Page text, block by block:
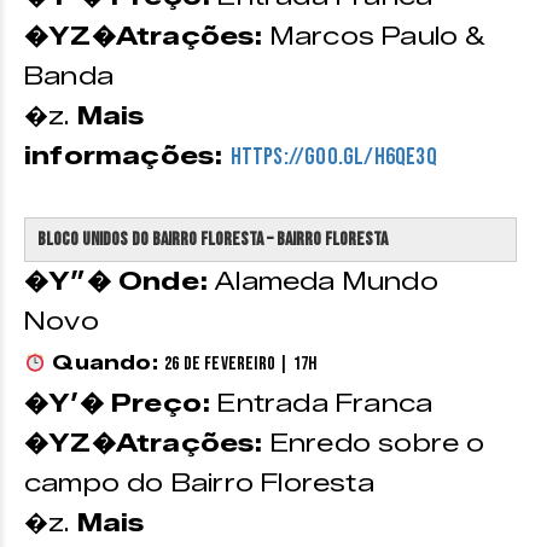
�YZ�Atrações: Marcos Paulo &
Banda
�z. Mais
informações: https://goo.gl/h6QE3q
Bloco Unidos Do Bairro Floresta – Bairro Floresta
�Y”� Onde:Alameda Mundo
Novo
Quando: 26 de Fevereiro | 17h
�Y’� Preço: Entrada Franca
�YZ�Atrações: Enredo sobre o
campo do Bairro Floresta
�z. Mais